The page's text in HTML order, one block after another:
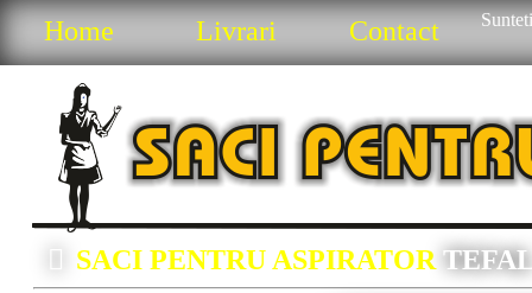
Home Livrari Contact
SACI PENTRU ASPIRATOR